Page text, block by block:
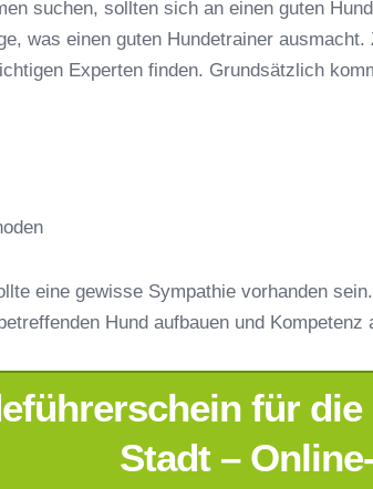
Hundeschule*
*
suchen, sollten sich an einen guten
was einen guten Hundetrainer
Experten finden. Grundsätzlich
eine gewisse Sympathie vorhanden
Hund aufbauen und Kompetenz
für
Stadt –